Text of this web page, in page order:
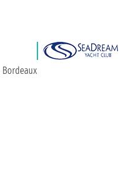
Bordeaux